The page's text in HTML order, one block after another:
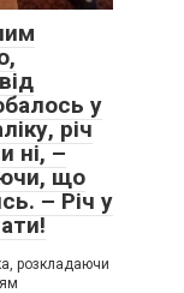
у
річ
ні, –
що
– Річ у
розкладаючи